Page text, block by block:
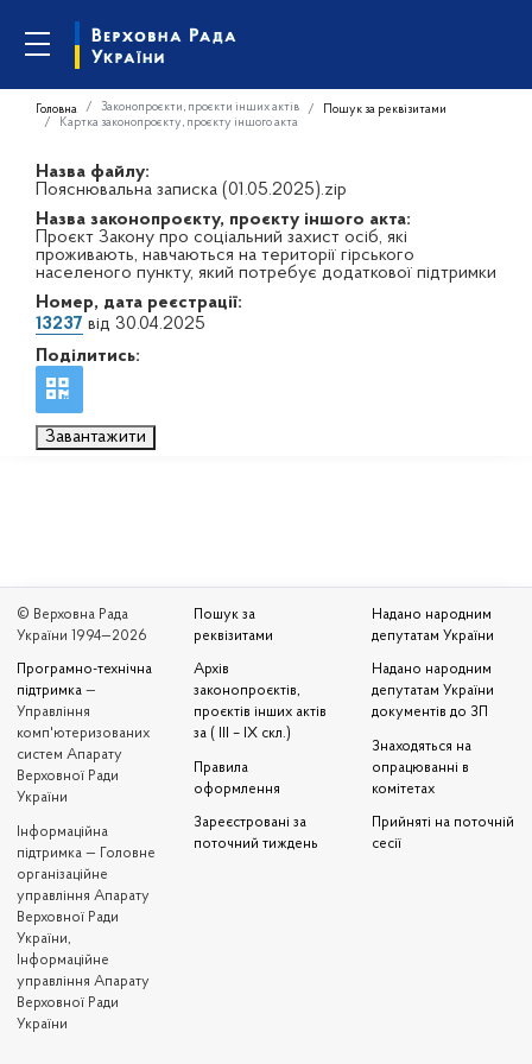
Головна Законопроєкти, проєкти інших актів
Пошук за реквізитами
Картка законопроєкту, проєкту іншого акта
Назва файлу:
Пояснювальна записка (01.05.2025).zip
Назва законопроєкту, проєкту іншого акта:
Проєкт Закону про соціальний захист осіб, які
проживають, навчаються на території гірського
населеного пункту, який потребує додаткової підтримки
Номер, дата реєстрації:
13237 від 30.04.2025
Поділитись:
Завантажити
© Верховна Рада
України 1994—2026
Програмно-технічна
підтримка —
Управління
комп'ютеризованих
систем Апарату
Верховної Ради
України
Iнформаційна
підтримка — Головне
організаційне
управління Апарату
Верховної Ради
України,
Інформаційне
управління Апарату
Верховної Ради
України
Пошук за
реквізитами
Архів
законопроєктів,
проєктів інших актів
за ( III – IX скл.)
Правила
оформлення
Зареєстровані за
поточний тиждень
Надано народним
депутатам України
Надано народним
депутатам України
документів до ЗП
Знаходяться на
опрацюванні в
комітетах
Прийняті на поточній
сесії